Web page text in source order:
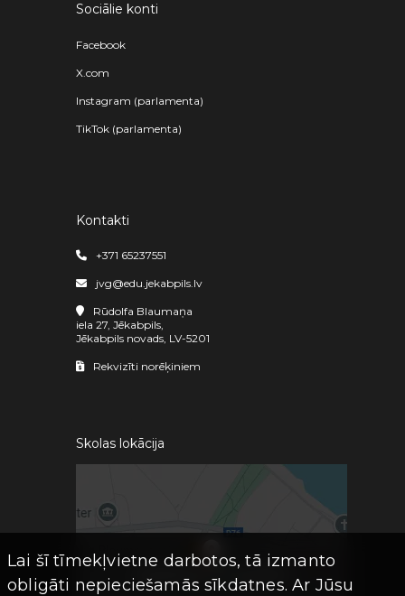
Sociālie konti
Facebook
X.com
Instagram (parlamenta)
TikTok (parlamenta)
Kontakti
+371 65237551
jvg@edu.jekabpils.lv
Rūdolfa Blaumaņa
iela 27, Jēkabpils,
Jēkabpils novads, LV-5201
Rekvizīti norēķiniem
Skolas lokācija
Lai šī tīmekļvietne darbotos, tā izmanto
obligāti nepieciešamās sīkdatnes. Ar Jūsu